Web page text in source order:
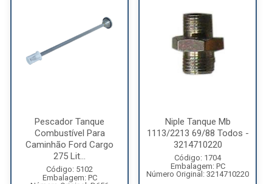
Pescador Tanque
Combustível Para
Caminhão Ford Cargo
275 Lit...
Código: 5102
Embalagem: PC
Niple Tanque Mb
1113/2213 69/88 Todos -
3214710220
Código: 1704
Embalagem: PC
Número Original: 3214710220